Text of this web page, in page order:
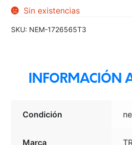
Sin existencias
SKU: NEM-1726565T3
INFORMACIÓN
Condición
Marca